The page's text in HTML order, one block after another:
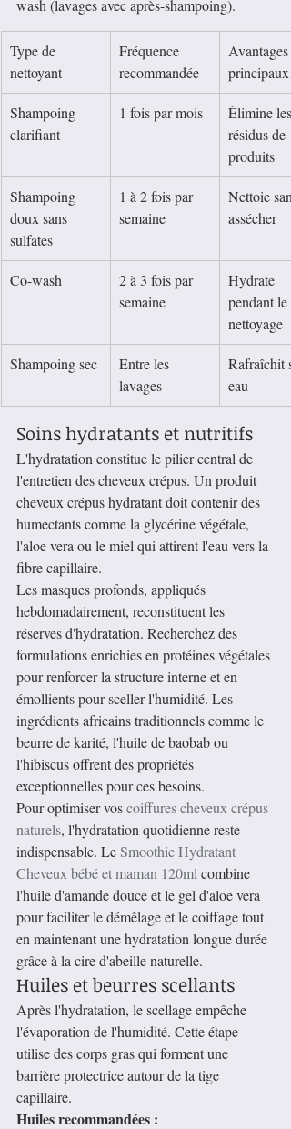
wash (lavages avec après-shampoing).
Type de
nettoyant
Fréquence
recommandée
Avantages
principaux
Shampoing
clarifiant
1 fois par mois
Élimine les
résidus de
produits
Shampoing
doux sans
sulfates
1 à 2 fois par
semaine
Nettoie
assécher
Co-wash
2 à 3 fois par
semaine
Hydrate
pendant le
nettoyage
Shampoing sec
Entre les
lavages
Rafraîchit
eau
Soins hydratants et nutritifs
L'hydratation constitue le pilier central de
l'entretien des cheveux crépus. Un produit
cheveux crépus hydratant doit contenir des
humectants comme la glycérine végétale,
l'aloe vera ou le miel qui attirent l'eau vers la
fibre capillaire.
Les masques profonds, appliqués
hebdomadairement, reconstituent les
réserves d'hydratation. Recherchez des
formulations enrichies en protéines végétales
pour renforcer la structure interne et en
émollients pour sceller l'humidité. Les
ingrédients africains traditionnels comme le
beurre de karité, l'huile de baobab ou
l'hibiscus offrent des propriétés
exceptionnelles pour ces besoins.
Pour optimiser vos coiffures cheveux crépus
naturels, l'hydratation quotidienne reste
indispensable. Le Smoothie Hydratant
Cheveux bébé et maman 120ml combine
l'huile d'amande douce et le gel d'aloe vera
pour faciliter le démêlage et le coiffage tout
en maintenant une hydratation longue durée
grâce à la cire d'abeille naturelle.
Huiles et beurres scellants
Après l'hydratation, le scellage empêche
l'évaporation de l'humidité. Cette étape
utilise des corps gras qui forment une
barrière protectrice autour de la tige
capillaire.
Huiles recommandées :